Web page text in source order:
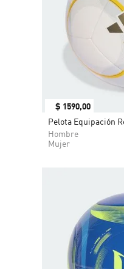
$ 1590,00
Pelota Equipación
Hombre
Mujer